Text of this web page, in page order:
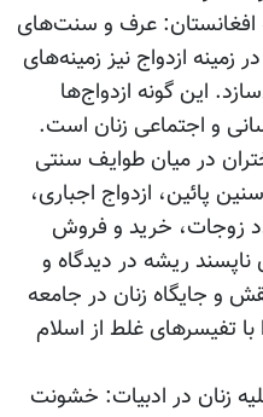
افغانستان: عرف و سنت‌های
زمینه ازدواج نیز زمینه‌های
این گونه ازدواج‌ها
و اجتماعی زنان است.
در میان طوایف سنتی
پائین، ازدواج اجباری،
زوجات، خرید و فروش
ریشه در دیدگاه و
و جایگاه زنان در جامعه
تفیسرهای غلط از اسلام
زنان در ادبیات: خشونت